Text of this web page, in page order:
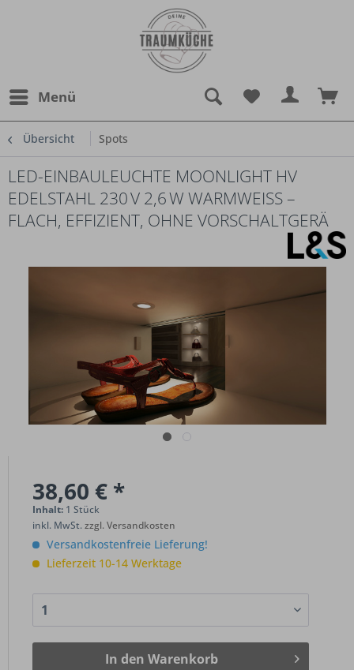
Menü
Übersicht Spots
LED-EINBAULEUCHTE MOONLIGHT HV
EDELSTAHL 230 V 2,6 W WARMWEISS – F
LACH, EFFIZIENT, OHNE VORSCHALTGERÄ
38,60 € *
Inhalt: 1 Stück
inkl. MwSt.zzgl. Versandkosten
Versandkostenfreie Lieferung!
Lieferzeit 10-14 Werktage
In den Warenkorb